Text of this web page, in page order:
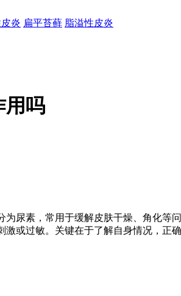
炎 扁平苔藓 脂溢性皮炎
用吗
为尿素，常用于缓解皮肤干燥、角化
或过敏。关键在于了解自身情况，正